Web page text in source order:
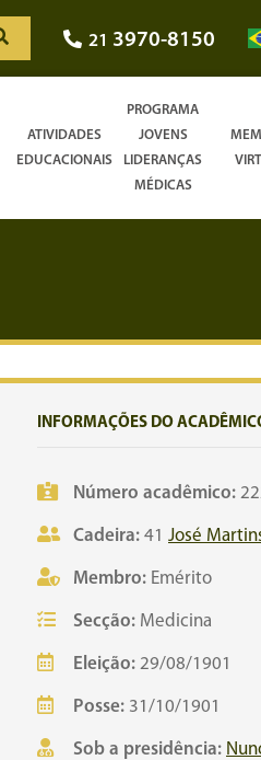
21 3970-8150
ATIVIDADES
EDUCACIONAIS
PROGRAMA
JOVENS
LIDERANÇAS
MÉDICAS
INFORMAÇÕES DO
Número acadêmico:
Cadeira: 41 José
Membro: Emérito
Secção: Medicina
Eleição: 29/08/1901
Posse: 31/10/1901
Sob a presidência: